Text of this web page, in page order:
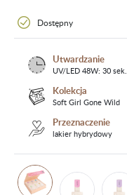
Dostępny
Utwardzanie
UV/LED 48W: 30 sek.
Kolekcja
Soft Girl Gone Wild
Przeznaczenie
lakier hybrydowy